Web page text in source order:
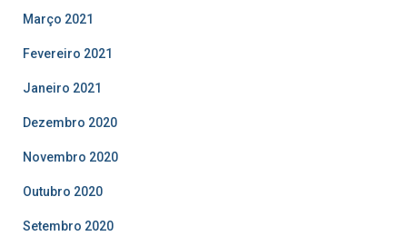
Março 2021
Fevereiro 2021
Janeiro 2021
Dezembro 2020
Novembro 2020
Outubro 2020
Setembro 2020